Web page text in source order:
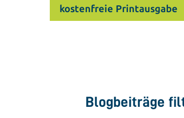
kostenfreie Printausgabe
Blogbeiträge